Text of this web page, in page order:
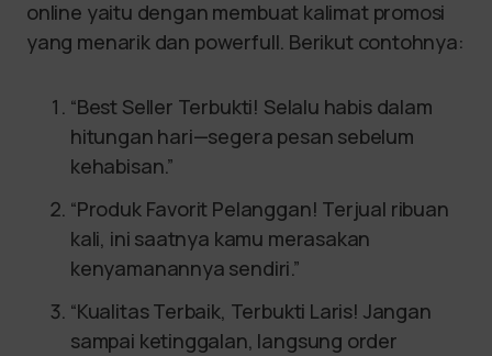
online yaitu dengan membuat kalimat promosi
yang menarik dan powerfull. Berikut contohnya:
“Best Seller Terbukti! Selalu habis dalam
hitungan hari—segera pesan sebelum
kehabisan.”
“Produk Favorit Pelanggan! Terjual ribuan
kali, ini saatnya kamu merasakan
kenyamanannya sendiri.”
“Kualitas Terbaik, Terbukti Laris! Jangan
sampai ketinggalan, langsung order